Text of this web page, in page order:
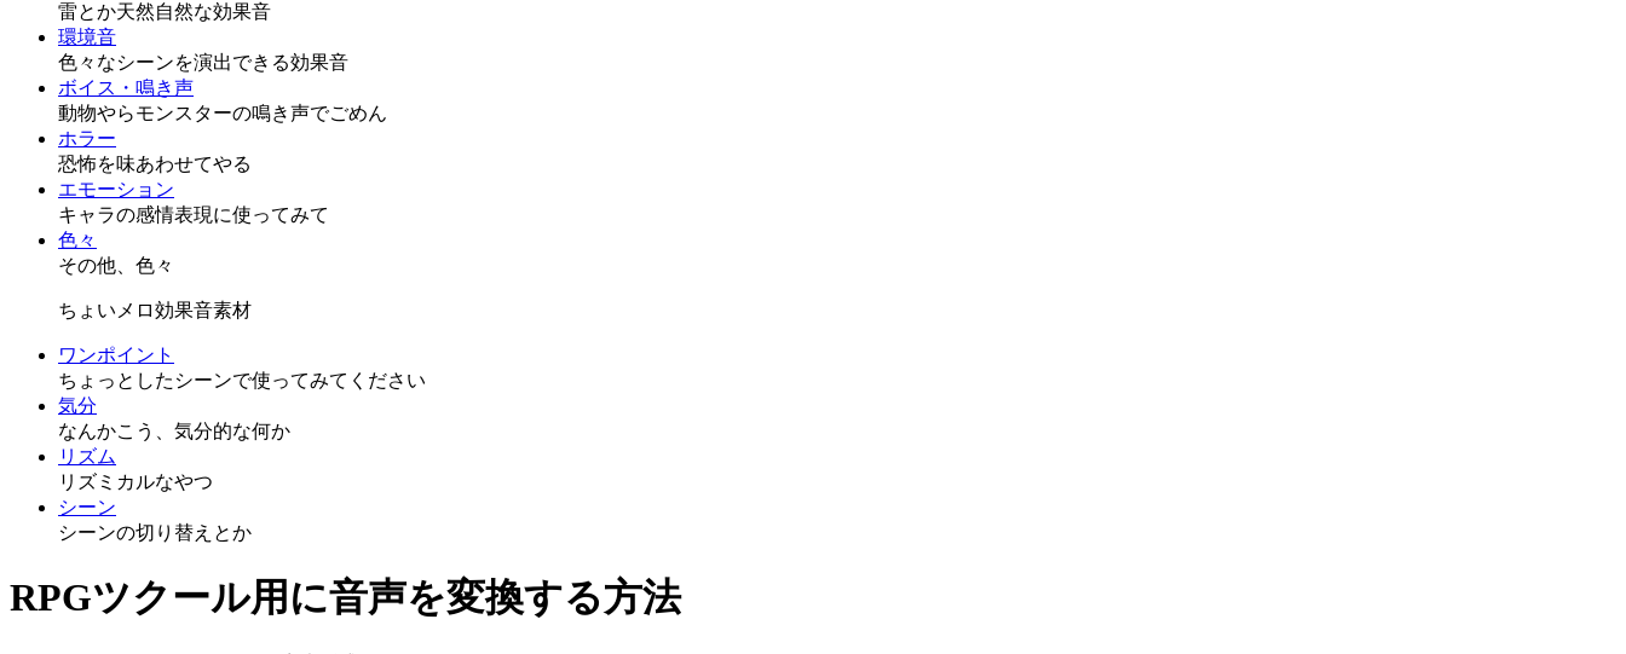
雷とか天然自然な効果音
環境音
色々なシーンを演出できる効果音
ボイス・鳴き声
動物やらモンスターの鳴き声でごめん
ホラー
恐怖を味あわせてやる
エモーション
キャラの感情表現に使ってみて
色々
その他、色々
ちょいメロ効果音素材
ワンポイント
ちょっとしたシーンで使ってみてください
気分
なんかこう、気分的な何か
リズム
リズミカルなやつ
シーン
シーンの切り替えとか
RPGツクール用に音声を変換する方法